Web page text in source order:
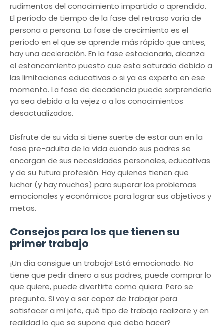
rudimentos del conocimiento impartido o aprendido.
El período de tiempo de la fase del retraso varía de
persona a persona. La fase de crecimiento es el
período en el que se aprende más rápido que antes,
hay una aceleración. En la fase estacionaria, alcanza
el estancamiento puesto que esta saturado debido a
las limitaciones educativas o si ya es experto en ese
momento. La fase de decadencia puede sorprenderlo
ya sea debido a la vejez o a los conocimientos
desactualizados.
Disfrute de su vida si tiene suerte de estar aun en la
fase pre-adulta de la vida cuando sus padres se
encargan de sus necesidades personales, educativas
y de su futura profesión. Hay quienes tienen que
luchar (y hay muchos) para superar los problemas
emocionales y económicos para lograr sus objetivos y
metas.
Consejos para los que tienen su
primer trabajo
¡Un día consigue un trabajo! Está emocionado. No
tiene que pedir dinero a sus padres, puede comprar lo
que quiere, puede divertirte como quiera. Pero se
pregunta. Si voy a ser capaz de trabajar para
satisfacer a mi jefe, qué tipo de trabajo realizare y en
realidad lo que se supone que debo hacer?